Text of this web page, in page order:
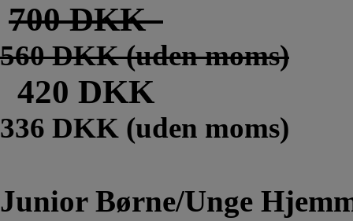
700 DKK
560 DKK (uden moms)
420 DKK
336 DKK (uden moms)
Junior Børne/Unge